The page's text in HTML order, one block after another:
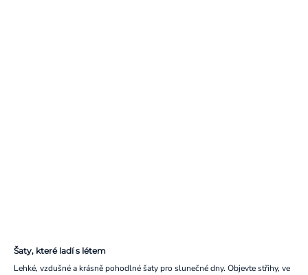
Šaty, které ladí s létem
Lehké, vzdušné a krásně pohodlné šaty pro slunečné dny. Objevte střihy, ve